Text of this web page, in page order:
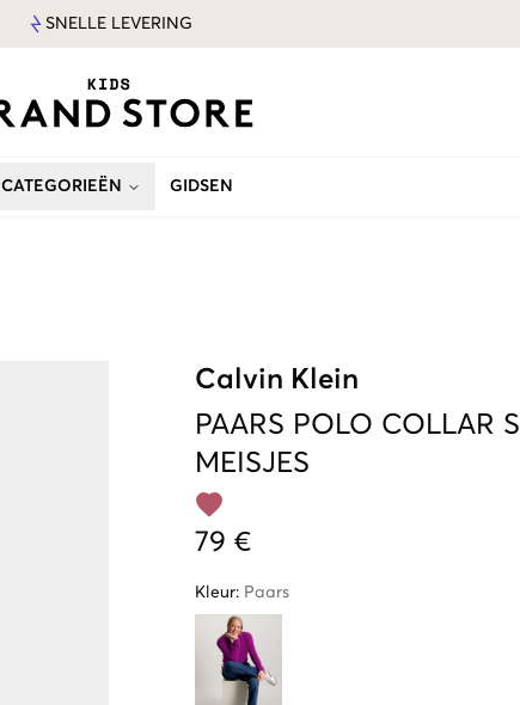
SNELLE LEVERING
CATEGORIEËN GIDSEN
Calvin Klein
PAARS POLO COLLAR
MEISJES
79 €
Kleur: Paars